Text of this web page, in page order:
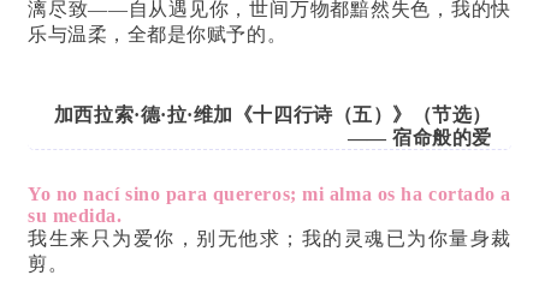
漓尽致——自从遇见你，世间万物都黯然失色，我的快
乐与温柔，全都是你赋予的。
加西拉索·德·拉·维加《十四行诗（五）》（节选）
—— 宿命般的爱
Yo no nací sino para quereros; mi alma os ha cortado a
su medida.
我生来只为爱你，别无他求；我的灵魂已为你量身裁
剪。